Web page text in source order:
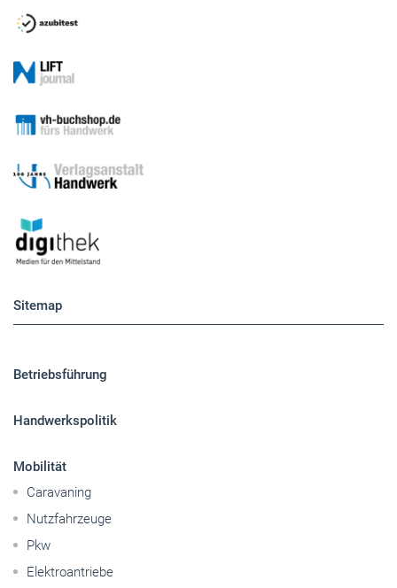
Sitemap
Betriebsführung
Handwerkspolitik
Mobilität
Caravaning
Nutzfahrzeuge
Pkw
Elektroantriebe